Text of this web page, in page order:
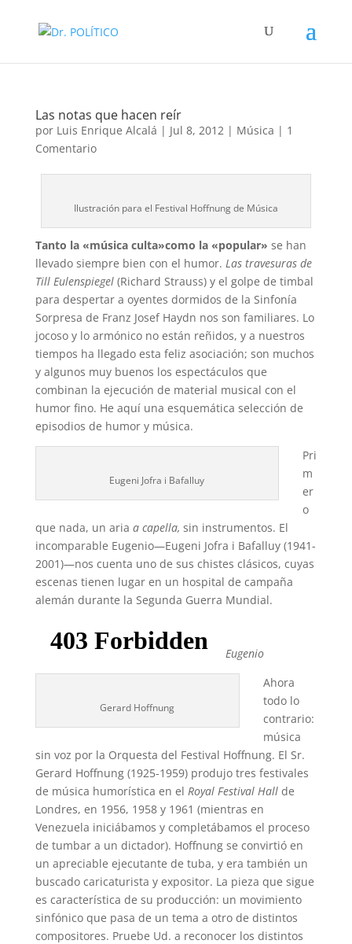
Las notas que hacen reír
por Luis Enrique Alcalá | Jul 8, 2012| Música | 1
Comentario
Ilustración para el Festival Hoffnung de Música
Tanto la «música culta»como la «popular» se han
llevado siempre bien con el humor. Las travesuras de
Till Eulenspiegel(Richard Strauss) y el golpe de timbal
para despertar a oyentes dormidos de la Sinfonía
Sorpresa de Franz Josef Haydn nos son familiares. Lo
jocoso y lo armónico no están reñidos, y a nuestros
tiempos ha llegado esta feliz asociación; son muchos
y algunos muy buenos los espectáculos que
combinan la ejecución de material musical con el
humor fino. He aquí una esquemática selección de
episodios de humor y música.
Eugeni Jofra i Bafalluy
Pri
m
er
o
que nada, un aria a capella, sin instrumentos. El
incomparable Eugenio—Eugeni Jofra i Bafalluy (1941-
2001)—nos cuenta uno de sus chistes clásicos, cuyas
escenas tienen lugar en un hospital de campaña
alemán durante la Segunda Guerra Mundial.
Eugenio
Gerard Hoffnung
Ahora
todo lo
contrario:
música
sin voz por la Orquesta del Festival Hoffnung. El Sr.
Gerard Hoffnung (1925-1959) produjo tres festivales
de música humorística en el Royal Festival Hallde
Londres, en 1956, 1958 y 1961 (mientras en
Venezuela iniciábamos y completábamos el proceso
de tumbar a un dictador). Hoffnung se convirtió en
un apreciable ejecutante de tuba, y era también un
buscado caricaturista y expositor. La pieza que sigue
es característica de su producción: un movimiento
sinfónico que pasa de un tema a otro de distintos
compositores. Pruebe Ud. a reconocer los distintos